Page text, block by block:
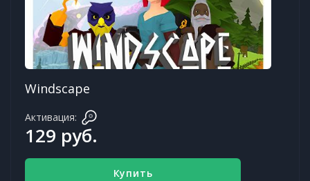
Windscape
Активация:
129 руб.
Купить